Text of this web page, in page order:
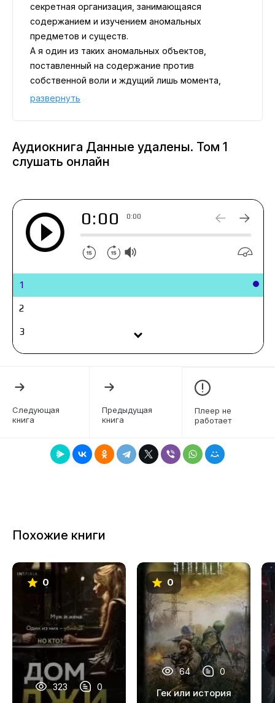
секретная организация, занимающаяся
содержанием и изучением аномальных
предметов и существ.
А я один из таких аномальных объектов,
поставленный на содержание против
собственной воли и ждущий лишь момента,
когда Фонд ошибётся снова.
развернуть
Аудиокнига Данные удалены. Том 1
слушать онлайн
0:00 0:00
1
2
3
4
7
12
13
14
16
18
Следующая
книга
Предыдущая
книга
Плеер не
работает
Похожие книги
0
323 0
0
64 0
Гек или история